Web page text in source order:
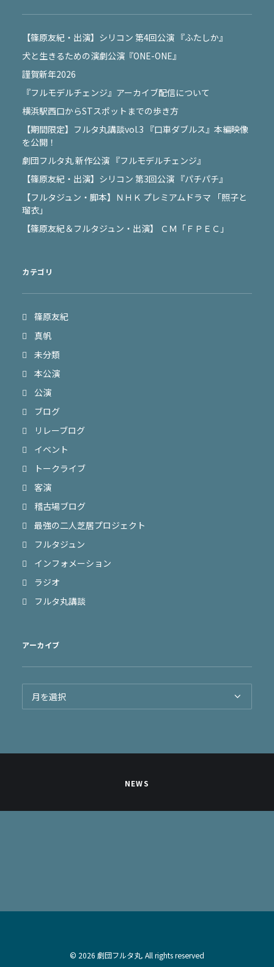
【篠原友紀・出演】シリコン 第4回公演 『ふたしか』
犬と生きるための演劇公演『ONE-ONE』
謹賀新年2026
『フルモデルチェンジ』アーカイブ配信について
横浜駅西口からSTスポットまでの歩き方
【期間限定】フルタ丸講談vol.3 『口車ダブルス』本編映像
を公開！
劇団フルタ丸 新作公演 『フルモデルチェンジ』
【篠原友紀・出演】シリコン 第3回公演 『パチパチ』
【フルタジュン・脚本】ＮＨＫ プレミアムドラマ 「照子と
瑠衣」
【篠原友紀＆フルタジュン・出演】 ＣＭ「ＦＰＥＣ」
カテゴリ
篠原友紀
真帆
未分類
本公演
公演
ブログ
リレーブログ
イベント
トークライブ
客演
稽古場ブログ
最強の二人芝居プロジェクト
フルタジュン
インフォメーション
ラジオ
フルタ丸講談
アーカイブ
NEWS
© 2026 劇団フルタ丸. All rights reserved